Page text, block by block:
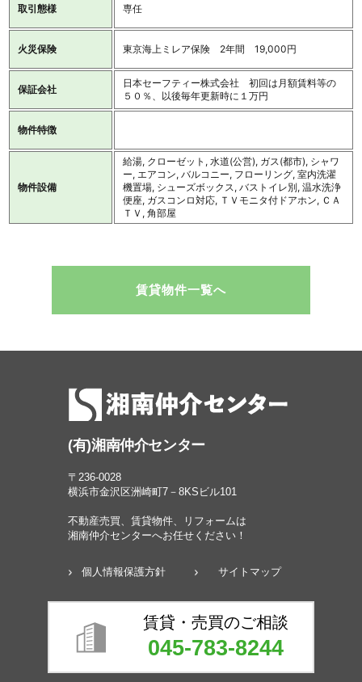
取引態様 専任
火災保険 東京海上ミレア保険 2年間 19,000円
保証会社
日本セーフティー株式会社 初回は月額賃料等の
５０％、以後毎年更新時に１万円
物件特徴
物件設備
給湯, クローゼット, 水道(公営), ガス(都市), シャワ
ー, エアコン, バルコニー, フローリング, 室内洗濯
機置場, シューズボックス, バストイレ別, 温水洗浄
便座, ガスコンロ対応, ＴＶモニタ付ドアホン, ＣＡ
ＴＶ, 角部屋
賃貸物件一覧へ
(有)湘南仲介センター
〒236-0028
横浜市金沢区洲崎町7－8KSビル101
不動産売買、賃貸物件、リフォームは
湘南仲介センターへお任せください！
個人情報保護方針 サイトマップ
賃貸・売買のご相談
045-783-8244